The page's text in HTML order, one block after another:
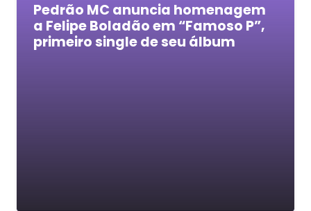
Pedrão MC anuncia homenagem
a Felipe Boladão em “Famoso P”,
primeiro single de seu álbum